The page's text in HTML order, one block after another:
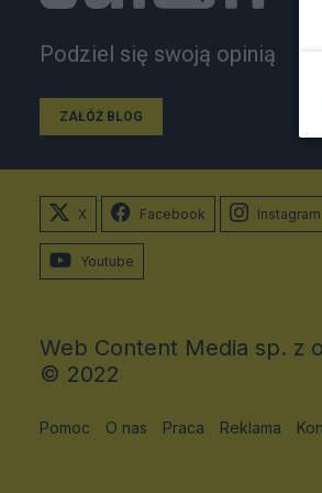
Podziel się swoją opinią
ZAŁÓŻ BLOG
X Facebook Instagram
Youtube
Web Content Media sp. z
© 2022
Pomoc O nas Praca Reklama